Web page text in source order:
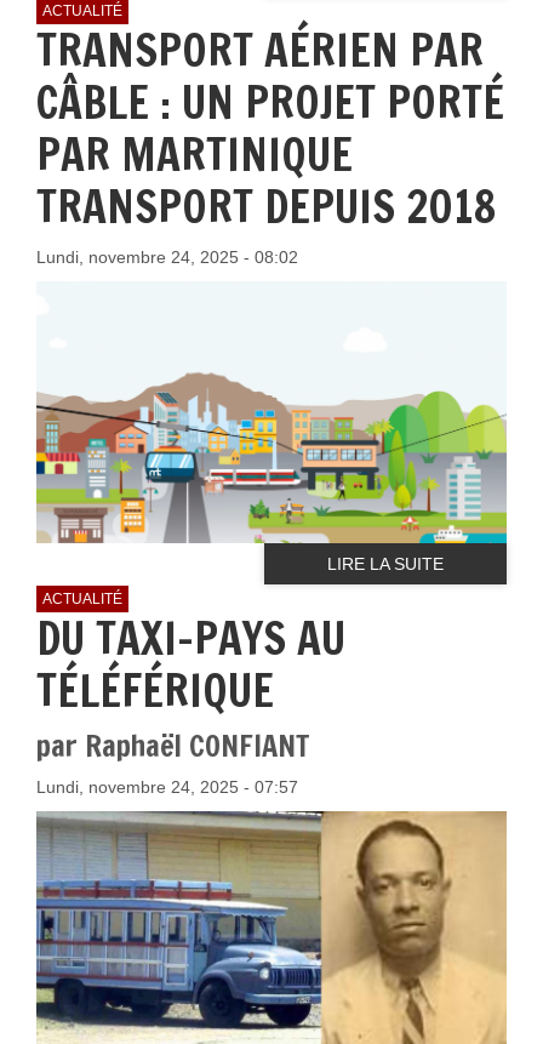
ACTUALITÉ
TRANSPORT AÉRIEN PAR
CÂBLE : UN PROJET PORTÉ
PAR MARTINIQUE
TRANSPORT DEPUIS 2018
Lundi, novembre 24, 2025 - 08:02
LIRE LA SUITE
ACTUALITÉ
DU TAXI-PAYS AU
TÉLÉFÉRIQUE
par Raphaël CONFIANT
Lundi, novembre 24, 2025 - 07:57